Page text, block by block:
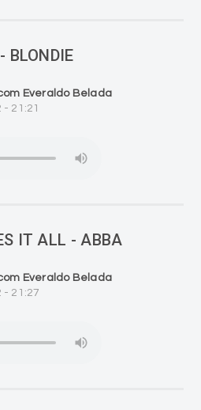
BLONDIE
Everaldo Belada
21:21
IT ALL - ABBA
Everaldo Belada
- 21:27